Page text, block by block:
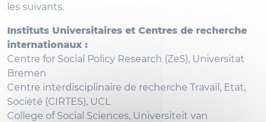
les suivants.
Instituts Universitaires et Centres de recherche
internationaux :
Centre for Social Policy Research (ZeS), Universitat
Bremen
Centre interdisciplinaire de recherche Travail, Etat,
Société (CIRTES), UCL
College of Social Sciences, Universiteit van